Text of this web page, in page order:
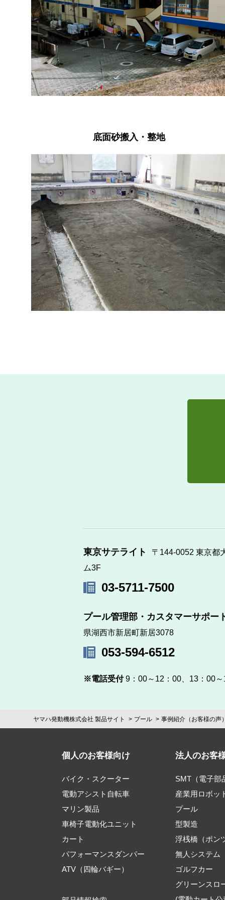
底面砂搬入・整地
東京サテライト
〒144-0052 東京都
ム3F
03-5711-7500
プール管理部・カスタマーサポー
県湖西市新居町新居3078
053-594-6512
※電話受付9：00～12：00、13：00
ヤマハ発動機株式会社 製品サイト プール 事例紹介（お客様の声
個人のお客様向け
バイク・スクーター
電動アシスト自転車
マリン製品
車椅子電動化ユニット
カート
パフォーマンスダンパー
ATV（四輪バギー）
法人のお客
SMT（電子部
産業用ロボッ
プール
型製造
浮桟橋（ポン
無人システム
ゴルフカー
グリーンスロ